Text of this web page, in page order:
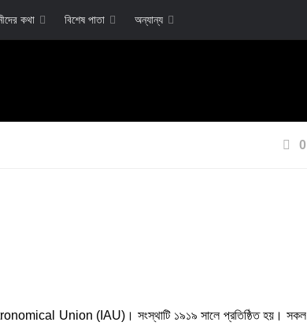
কথা বিশেষ পাতা অন্যান্য
0
Union (IAU)। সংস্থাটি ১৯১৯ সালে প্রতিষ্ঠিত হয়। সকল